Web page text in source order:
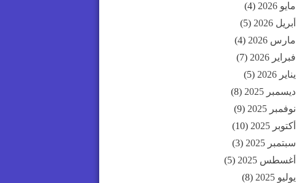
مايو 2026
(4)
أبريل 2026
(5)
مارس 2026
(4)
فبراير 2026
(7)
يناير 2026
(5)
ديسمبر 2025
(8)
نوفمبر 2025
(9)
أكتوبر 2025
(10)
سبتمبر 2025
(3)
أغسطس 2025
(5)
يوليو 2025
(8)